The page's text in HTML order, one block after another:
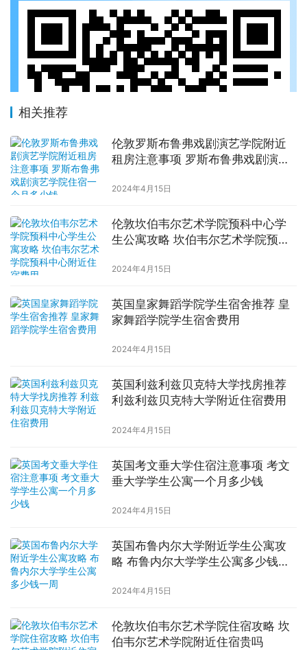
相关推荐
伦敦罗斯布鲁弗戏剧演艺学院附近
租房注意事项 罗斯布鲁弗戏剧演艺
2024年4月15日
伦敦坎伯韦尔艺术学院预科中心学
生公寓攻略 坎伯韦尔艺术学院预科
2024年4月15日
英国皇家舞蹈学院学生宿舍推荐 皇
家舞蹈学院学生宿舍费用
2024年4月15日
英国利兹利兹贝克特大学找房推荐
利兹利兹贝克特大学附近住宿费用
2024年4月15日
英国考文垂大学住宿注意事项 考文
垂大学学生公寓一个月多少钱
2024年4月15日
英国布鲁内尔大学附近学生公寓攻
略 布鲁内尔大学学生公寓多少钱一
2024年4月15日
伦敦坎伯韦尔艺术学院住宿攻略 坎
伯韦尔艺术学院附近住宿贵吗